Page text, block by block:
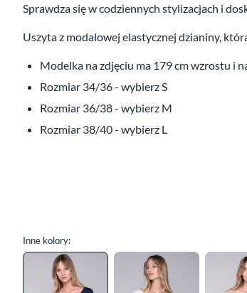
Sprawdza się w codziennych stylizacjach i
Uszyta z modalowej elastycznej dzianiny,
Modelka na zdjęciu ma 179 cm wzrostu i
Rozmiar 34/36 - wybierz S
Rozmiar 36/38 - wybierz M
Rozmiar 38/40 - wybierz L
Inne kolory: